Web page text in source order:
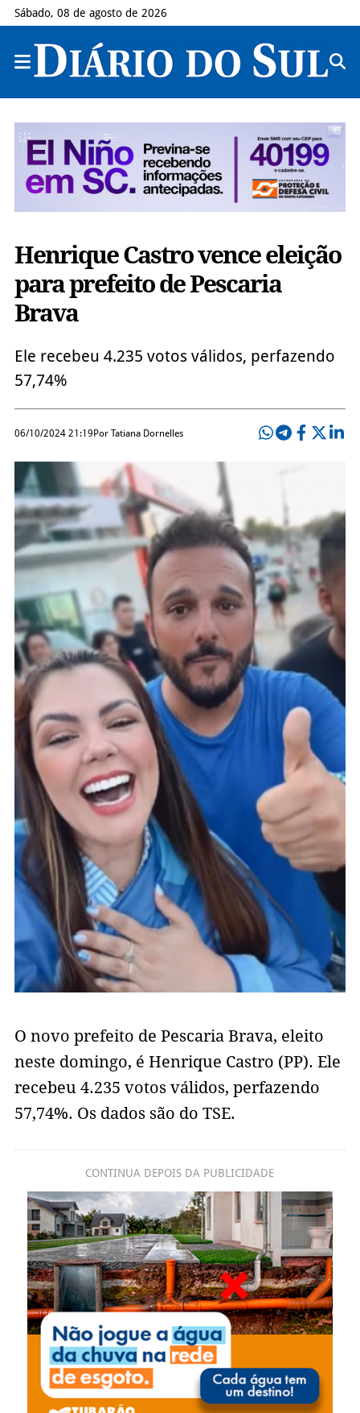
Sábado, 08 de agosto de 2026
Henrique Castro vence eleição
para prefeito de Pescaria
Brava
Ele recebeu 4.235 votos válidos, perfazendo
57,74%
06/10/2024 21:19Por Tatiana Dornelles
O novo prefeito de Pescaria Brava, eleito
neste domingo, é Henrique Castro (PP). Ele
recebeu 4.235 votos válidos, perfazendo
57,74%. Os dados são do TSE.
CONTINUA DEPOIS DA PUBLICIDADE